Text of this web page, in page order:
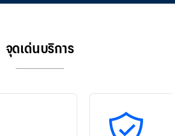
ข้อมูลเพิ่มเติม
เครื่องมือช่วยเหลือ
จุดเด่นบริการ